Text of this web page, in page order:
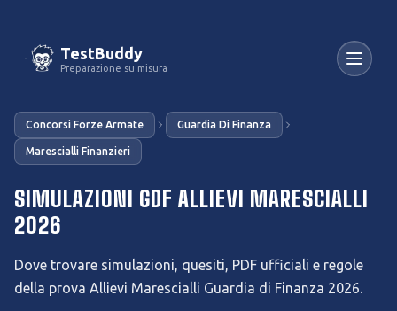
TestBuddy
Preparazione su misura
Concorsi Forze Armate Guardia Di Finanza
Marescialli Finanzieri
SIMULAZIONI GDF ALLIEVI MARESCIALLI
2026
Dove trovare simulazioni, quesiti, PDF ufficiali e regole
della prova Allievi Marescialli Guardia di Finanza 2026.